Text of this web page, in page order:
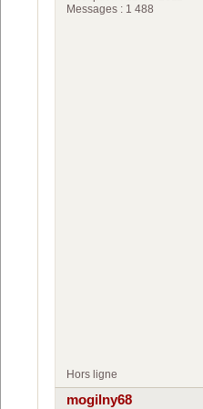
Messages : 1 488
Hors ligne
mogilny68